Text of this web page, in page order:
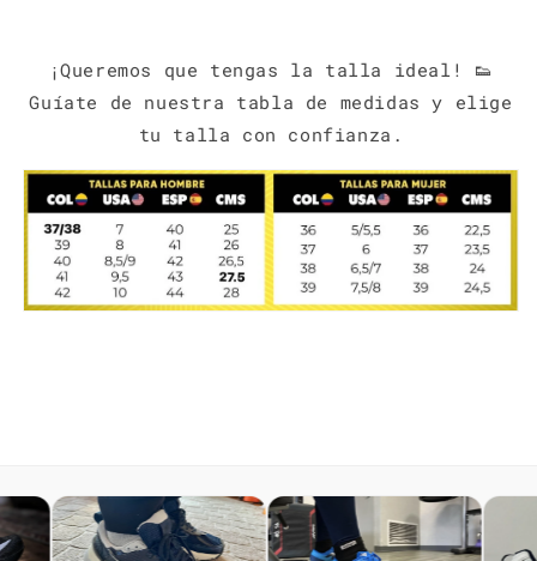
¡Queremos que tengas la talla ideal! 👟
Guíate de nuestra tabla de medidas y elige
tu talla con confianza.